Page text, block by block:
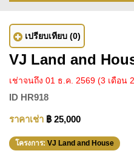
เปรียบเทียบ (0)
VJ Land and
เช่าจนถึง 01 ธ.ค. 2569 (3 เดือน
ID HR918
ราคาเช่า ฿ 25,000
โครงการ: VJ Land and House